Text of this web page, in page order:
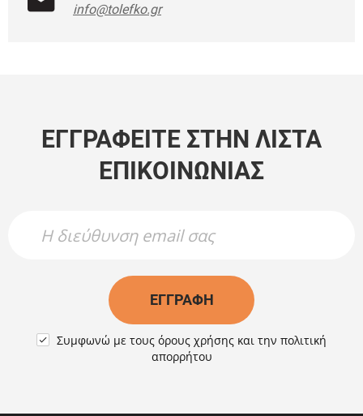
info@tolefko.gr
ΕΓΓΡΑΦΕΊΤΕ ΣΤΗΝ ΛΊΣΤΑ
ΕΠΙΚΟΙΝΩΝΊΑΣ
ΕΓΓΡΑΦΉ
 Συμφωνώ με τους όρους χρήσης και την πολιτική
απορρήτου